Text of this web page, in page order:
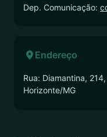
Dep. Comunicação:
Endereço
Rua: Diamantina,
Horizonte/MG